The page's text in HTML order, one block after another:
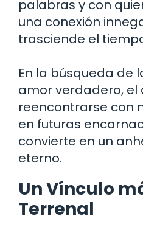
palabras y con
una conexión
trasciende el
En la búsqueda de
amor verdadero, el
reencontrarse con
en futuras
convierte en un
eterno.
Un Vínculo
Terrenal